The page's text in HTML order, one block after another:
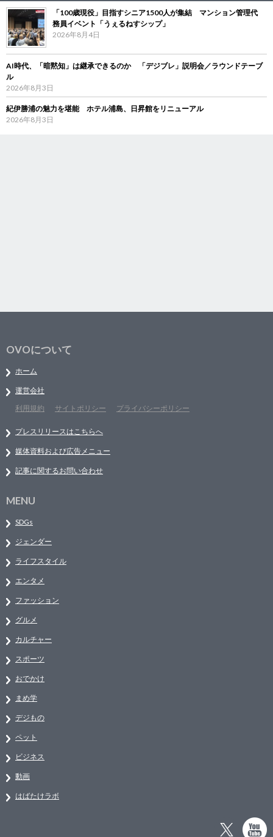
「100歳現役」目指すシニア1500人が集結 マンション管理代
務員イベント「うぇるねすシップ」
2026年8月4日
AI時代、「暗黙知」は継承できるのか 「デジブレ」説明会／ラウンドテーブ
ル
2026年8月3日
紀伊勝浦の魅力を堪能 ホテル浦島、日昇館をリニューアル
2026年8月3日
OVOについて
ホーム
運営会社
利用規約
サイトポリシー プライバシーポリシー
プレスリリースはこちらへ
媒体資料および広告メニュー
記事に関するお問い合わせ
MENU
SDGs
ジェンダー
ライフスタイル
エンタメ
ファッション
グルメ
カルチャー
スポーツ
おでかけ
まめ学
デジもの
ペット
ビジネス
動画
はばたけラボ